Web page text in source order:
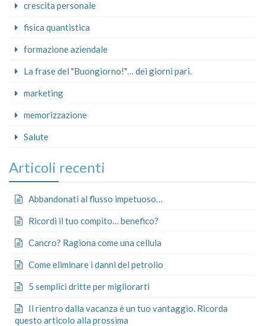
crescita personale
fisica quantistica
formazione aziendale
La frase del "Buongiorno!"… dei giorni pari.
marketing
memorizzazione
Salute
Articoli recenti
Abbandonati al flusso impetuoso…
Ricordi il tuo compito… benefico?
Cancro? Ragiona come una cellula
Come eliminare i danni del petrolio
5 semplici dritte per migliorarti
Il rientro dalla vacanza è un tuo vantaggio. Ricorda
questo articolo alla prossima